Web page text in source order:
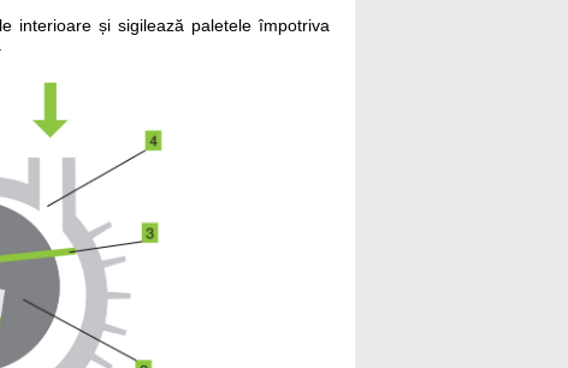
interioare și sigilează paletele împotriva